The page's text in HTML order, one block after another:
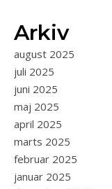
Arkiv
august 2025
juli 2025
juni 2025
maj 2025
april 2025
marts 2025
februar 2025
januar 2025